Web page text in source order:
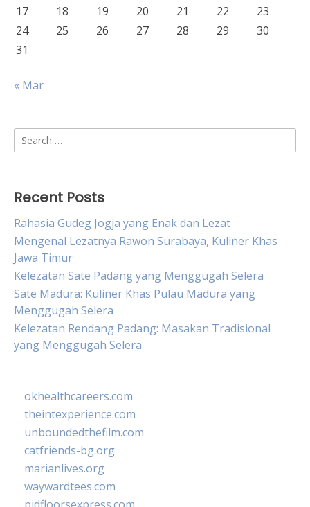
17
18 19 20 21 22
23
24
25 26 27 28 29
30
31
« Mar
Search
for:
Recent Posts
Rahasia Gudeg Jogja yang Enak dan Lezat
Mengenal Lezatnya Rawon Surabaya, Kuliner Khas
Jawa Timur
Kelezatan Sate Padang yang Menggugah Selera
Sate Madura: Kuliner Khas Pulau Madura yang
Menggugah Selera
Kelezatan Rendang Padang: Masakan Tradisional
yang Menggugah Selera
okhealthcareers.com
theintexperience.com
unboundedthefilm.com
catfriends-bg.org
marianlives.org
waywardtees.com